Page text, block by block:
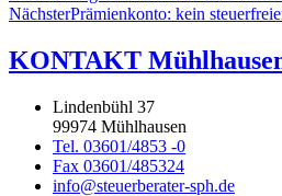
NächsterPrämienkonto: kein
KONTAKT
Lindenbühl 37
99974 Mühlhausen
Tel. 03601/4853 -0
Fax 03601/485324
info@steuerberater-sph.de